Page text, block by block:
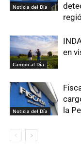
Noticia del Día
Campo al Día
en
Noticia del Día
la